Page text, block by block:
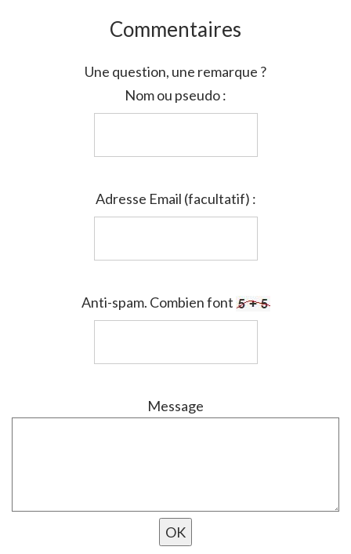
Commentaires
Une question, une remarque ?
Nom ou pseudo :
Adresse Email (facultatif) :
Anti-spam. Combien font
Message